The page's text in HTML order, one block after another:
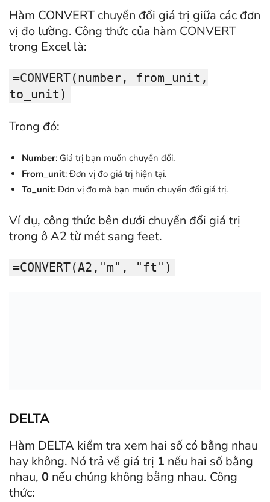
Hàm CONVERT chuyển đổi giá trị giữa các đơn
vị đo lường. Công thức của hàm CONVERT
trong Excel là:
=CONVERT(number, from_unit,
to_unit)
Trong đó:
Number: Giá trị bạn muốn chuyển đổi.
From_unit: Đơn vị đo giá trị hiện tại.
To_unit: Đơn vị đo mà bạn muốn chuyển đổi giá trị.
Ví dụ, công thức bên dưới chuyển đổi giá trị
trong ô A2 từ mét sang feet.
=CONVERT(A2,"m", "ft")
DELTA
Hàm DELTA kiểm tra xem hai số có bằng nhau
hay không. Nó trả về giá trị 1 nếu hai số bằng
nhau, 0 nếu chúng không bằng nhau. Công
thức: